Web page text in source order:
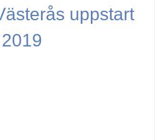
uppstart
2019